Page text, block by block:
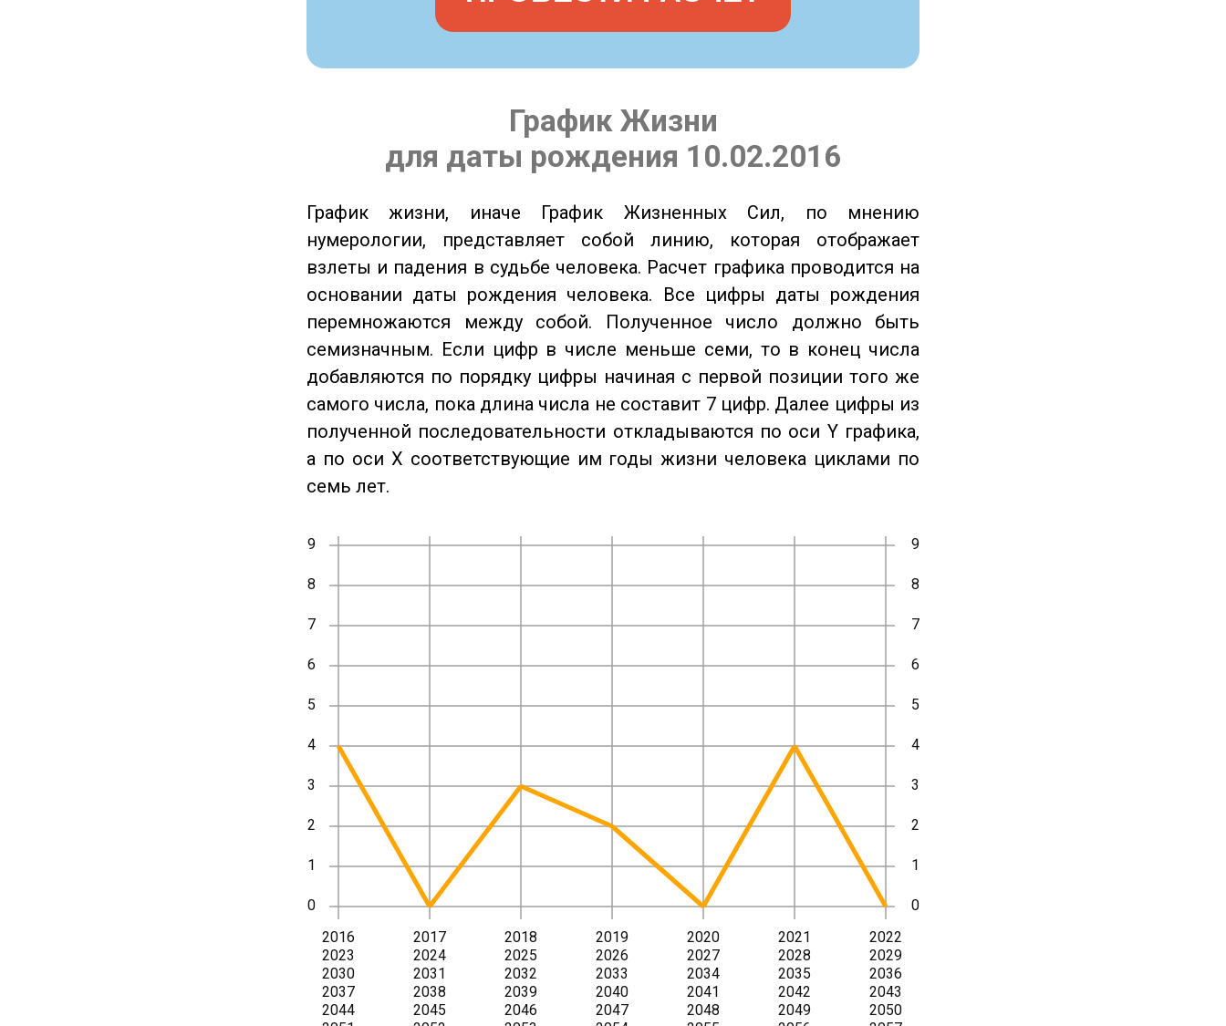
График Жизни
для даты рождения 10.02.2016
График жизни, иначе График Жизненных Сил, по мнению
нумерологии, представляет собой линию, которая отображает
взлеты и падения в судьбе человека. Расчет графика проводится на
основании даты рождения человека. Все цифры даты рождения
перемножаются между собой. Полученное число должно быть
семизначным. Если цифр в числе меньше семи, то в конец числа
добавляются по порядку цифры начиная с первой позиции того же
самого числа, пока длина числа не составит 7 цифр. Далее цифры из
полученной последовательности откладываются по оси Y графика,
а по оси X соответствующие им годы жизни человека циклами по
семь лет.